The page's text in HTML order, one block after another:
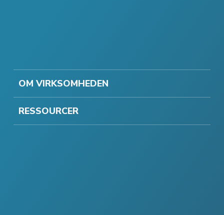
OM VIRKSOMHEDEN
RESSOURCER